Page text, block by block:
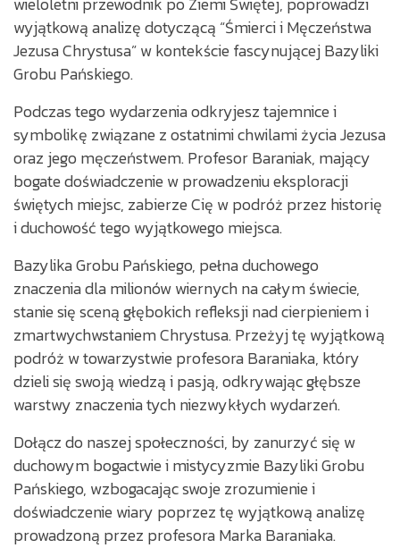
wyjątkową analizę dotyczącą “Śmierci i Męczeństwa
Jezusa Chrystusa” w kontekście fascynującej Bazyliki
Grobu Pańskiego.
Podczas tego wydarzenia odkryjesz tajemnice i
symbolikę związane z ostatnimi chwilami życia Jezusa
oraz jego męczeństwem. Profesor Baraniak, mający
bogate doświadczenie w prowadzeniu eksploracji
świętych miejsc, zabierze Cię w podróż przez historię
i duchowość tego wyjątkowego miejsca.
Bazylika Grobu Pańskiego, pełna duchowego
znaczenia dla milionów wiernych na całym świecie,
stanie się sceną głębokich refleksji nad cierpieniem i
zmartwychwstaniem Chrystusa. Przeżyj tę wyjątkową
podróż w towarzystwie profesora Baraniaka, który
dzieli się swoją wiedzą i pasją, odkrywając głębsze
warstwy znaczenia tych niezwykłych wydarzeń.
Dołącz do naszej społeczności, by zanurzyć się w
duchowym bogactwie i mistycyzmie Bazyliki Grobu
Pańskiego, wzbogacając swoje zrozumienie i
doświadczenie wiary poprzez tę wyjątkową analizę
prowadzoną przez profesora Marka Baraniaka.